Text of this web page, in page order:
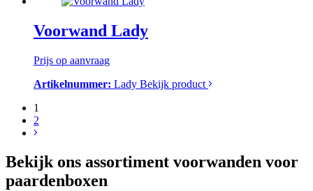
Voorwand Lady
Prijs op aanvraag
Artikelnummer: Lady Bekijk product
1
2
Bekijk ons assortiment voorwanden voor
paardenboxen